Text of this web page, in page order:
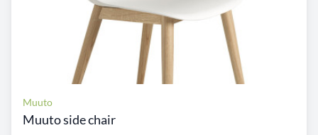
Muuto
Muuto side chair